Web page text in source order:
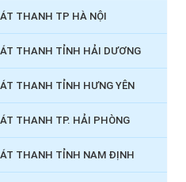
THANH TP HÀ NỘI
THANH TỈNH HẢI DƯƠNG
THANH TỈNH HƯNG YÊN
THANH TP. HẢI PHÒNG
THANH TỈNH NAM ĐỊNH